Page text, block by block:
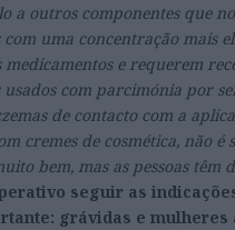
a outros componentes que
uma concentração mais
e requerem
usados com parcimónia por
de contacto com a
cremes de cosmética, não é
bem, mas as pessoas têm
seguir as
grávidas e mulheres